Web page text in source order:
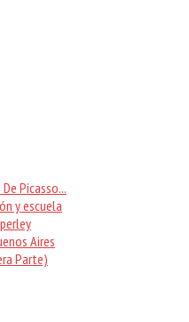
Picasso...
y escuela
Aires
Parte)